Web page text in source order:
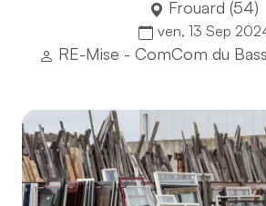
Frouard (54)
ven, 13 Sep
RE-Mise - ComCom du